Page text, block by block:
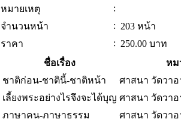
หมายเหตุ
:
จำนวนหน้า
: 203 หน้า
ราคา
: 250.00 บาท
ชื่อเรื่อง
หม
ชาติก่อน-ชาตินี้-ชาติหน้า
ศาสนา วัดวา
เลี้ยงพระอย่างไรจึงจะได้บุญ ศาสนา วัดวา
ภาษาคน-ภาษาธรรม
ศาสนา วัดวา